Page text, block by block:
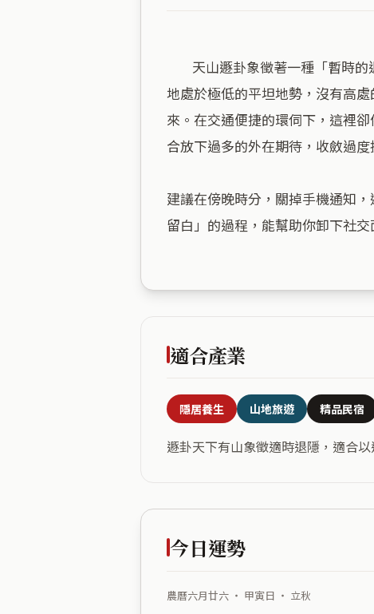
地處於極低的平坦地勢，沒有高
來。在交通便捷的環伺下，這裡
合放下過多的外在期待，收斂過
建議在傍晚時分，關掉手機通知
留白」的過程，能幫助你卸下社
適合產業
隱居養生 山地旅遊 精品民宿
遯卦天下有山象徵適時退隱，適合
今日運勢
農曆六月廿六 ・ 甲寅日 ・ 立秋